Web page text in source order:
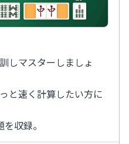
しマスターしましょ
と速く計算したい方に
収録。